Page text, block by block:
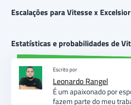
Escalações para Vitesse x Excelsior
Estatísticas e probabilidades de
Escrito por
Leonardo Rangel
É um apaixonado por
fazem parte do meu